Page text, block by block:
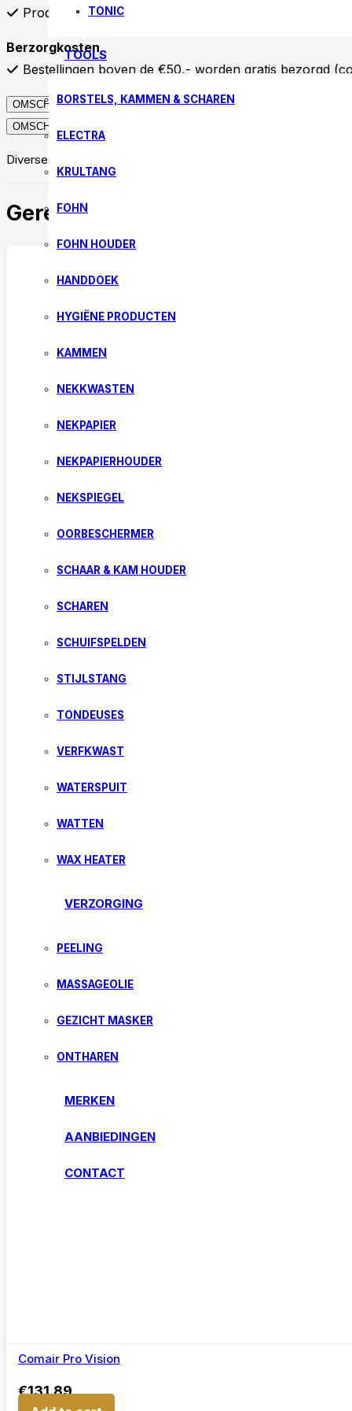
TONIC
TOOLS
BORSTELS, KAMMEN & SCHAREN
ELECTRA
KRULTANG
FOHN
FOHN HOUDER
HANDDOEK
HYGIËNE PRODUCTEN
KAMMEN
NEKKWASTEN
NEKPAPIER
NEKPAPIERHOUDER
NEKSPIEGEL
OORBESCHERMER
SCHAAR & KAM HOUDER
SCHAREN
SCHUIFSPELDEN
STIJLSTANG
TONDEUSES
VERFKWAST
WATERSPUIT
WATTEN
WAX HEATER
VERZORGING
PEELING
MASSAGEOLIE
GEZICHT MASKER
ONTHAREN
MERKEN
AANBIEDINGEN
CONTACT
Producten die op voorraad zijn worden binnen 48 uur
Berzorgkosten
Bestellingen boven de €50,- worden gratis bezorgd
OMSCHRIJVING
OMSCHRIJVING
Diverse permanent wikkels op voorraad.
Gerelateerde producten
Comair Pro Vision
€131,89